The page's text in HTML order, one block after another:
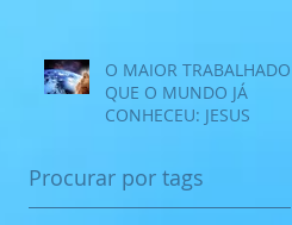
O MAIOR TRABALHADOR
QUE O MUNDO JÁ
CONHECEU: JESUS
Procurar por tags